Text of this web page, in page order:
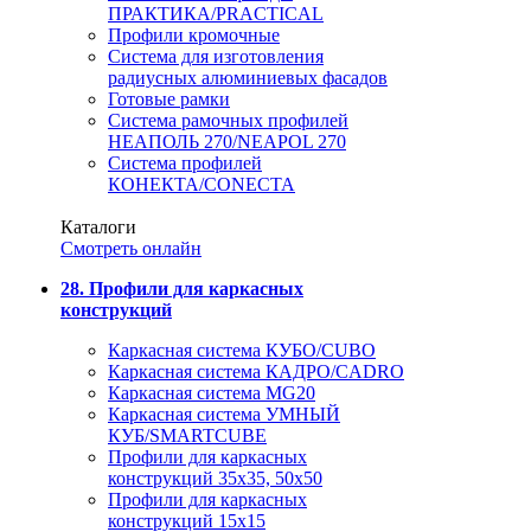
ПРАКТИКА/PRACTICAL
Профили кромочные
Система для изготовления
радиусных алюминиевых фасадов
Готовые рамки
Система рамочных профилей
НЕАПОЛЬ 270/NEAPOL 270
Система профилей
КОНЕКТА/CONECTA
Каталоги
Смотреть онлайн
28. Профили для каркасных
конструкций
Каркасная система КУБО/CUBO
Каркасная система КАДРО/CADRO
Каркасная система MG20
Каркасная система УМНЫЙ
КУБ/SMARTCUBE
Профили для каркасных
конструкций 35x35, 50x50
Профили для каркасных
конструкций 15х15